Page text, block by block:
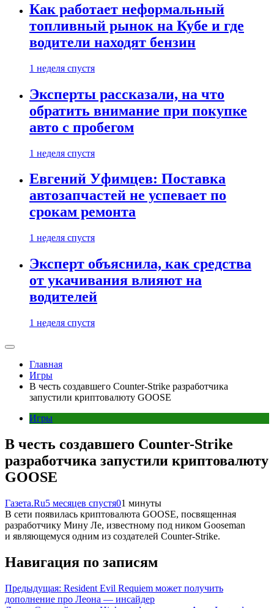
Как работает неформальный
топливный рынок на Кубе и где
водители находят бензин
1 неделя спустя
Эксперты рассказали, на что
обратить внимание при покупке
авто с пробегом
1 неделя спустя
Евгений Уфимцев: Поставка
автозапчастей не успевает по
срокам ремонта
1 неделя спустя
Эксперт объяснила, как средства
от укачивания влияют на
водителей
1 неделя спустя
Главная
Игры
В честь создавшего Counter-Strike разработчика
запустили криптовалюту GOOSE
Игры
В честь создавшего Counter-Strike
разработчика запустили криптовалюту
GOOSE
Газета.Ru5 месяцев спустя01 минуты
В сети появилась криптовалюта GOOSE, посвященная
разработчику Мину Ле, известному под ником Gooseman
и являющемуся одним из создателей Counter-Strike.
Навигация по записям
Предыдущая: Resident Evil Requiem может получить
дополнение про Леона — инсайдер